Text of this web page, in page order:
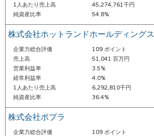
1人あたり売上高
45,274,761千円
純資産比率
54.8%
株式会社ホットランドホールディングス
企業力総合評価
109 ポイント
売上高
51,041 百万円
営業利益率
3.5%
経常利益率
4.0%
1人あたり売上高
6,292,810千円
純資産比率
36.4%
株式会社ポプラ
企業力総合評価
109 ポイント